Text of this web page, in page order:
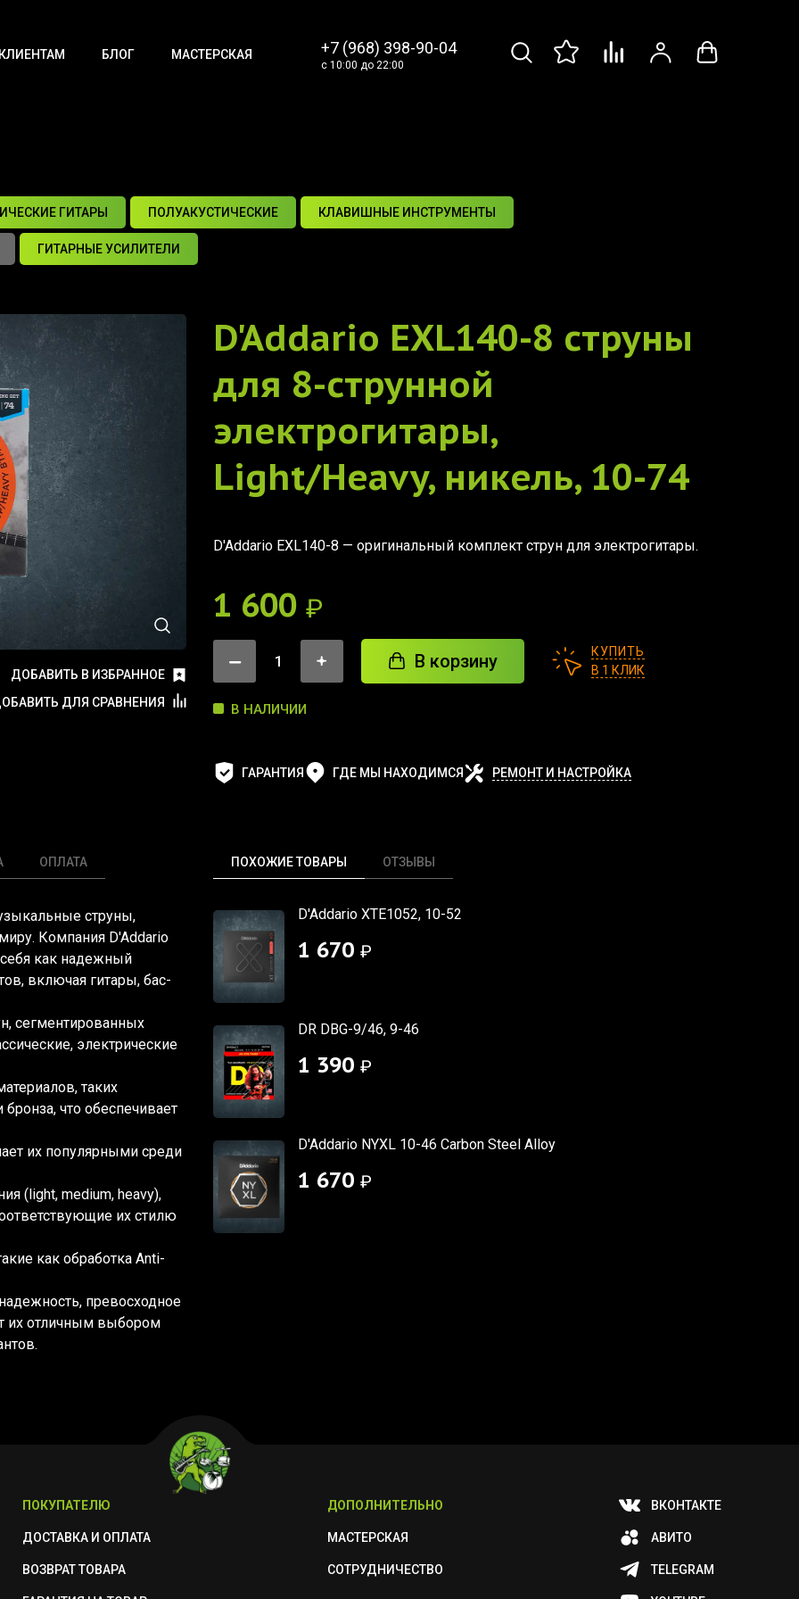
БЛОГ МАСТЕРСКАЯ +7 (968) 398-90-04
с 10:00 до 22:00
ГИТАРЫ ПОЛУАКУСТИЧЕСКИЕ КЛАВИШНЫЕ ИНСТРУМЕНТЫ
ГИТАРНЫЕ УСИЛИТЕЛИ
ДОБАВИТЬ В ИЗБРАННОЕ
ДЛЯ СРАВНЕНИЯ
D'Addario EXL140-8 струны
для 8-струнной
электрогитары,
Light/Heavy, никель, 10-74
D'Addario EXL140-8 — оригинальный комплект струн для электрогитары.
1 600 ₽
В корзину
КУПИТЬ
В 1 КЛИК
В НАЛИЧИИ
ГАРАНТИЯ ГДЕ МЫ НАХОДИМСЯ РЕМОНТ И НАСТРОЙКА
ОПЛАТА
струны,
Компания D'Addario
как надежный
включая гитары, бас-
сегментированных
электрические
таких
что обеспечивает
их популярными среди
(light, medium, heavy),
их стилю
как обработка Anti-
превосходное
их отличным выбором
ПОХОЖИЕ ТОВАРЫ ОТЗЫВЫ
D'Addario XTE1052, 10-52
1 670 ₽
DR DBG-9/46, 9-46
1 390 ₽
D'Addario NYXL 10-46 Carbon Steel Alloy
1 670 ₽
ПОКУПАТЕЛЮ
ДОСТАВКА И ОПЛАТА
ВОЗВРАТ ТОВАРА
ДОПОЛНИТЕЛЬНО
МАСТЕРСКАЯ
СОТРУДНИЧЕСТВО
ВКОНТАКТЕ
АВИТО
TELEGRAM